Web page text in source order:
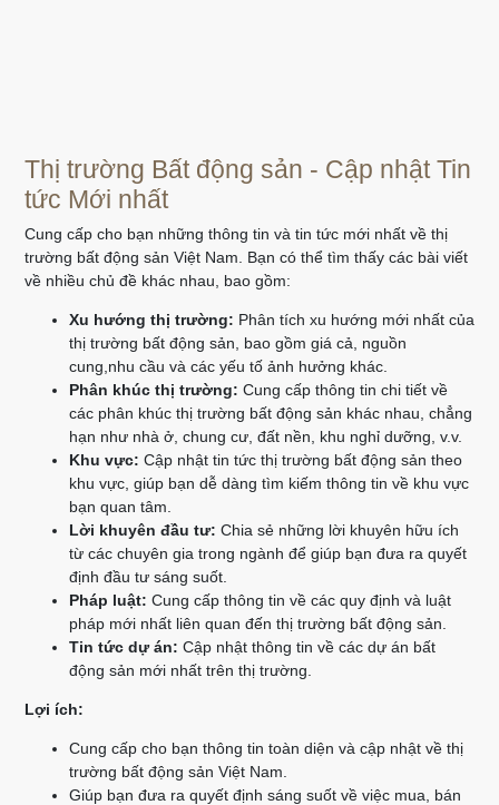
Thị trường Bất động sản - Cập nhật Tin
tức Mới nhất
Cung cấp cho bạn những thông tin và tin tức mới nhất về thị
trường bất động sản Việt Nam. Bạn có thể tìm thấy các bài viết
về nhiều chủ đề khác nhau, bao gồm:
Xu hướng thị trường: Phân tích xu hướng mới nhất của
thị trường bất động sản, bao gồm giá cả, nguồn
cung,nhu cầu và các yếu tố ảnh hưởng khác.
Phân khúc thị trường: Cung cấp thông tin chi tiết về
các phân khúc thị trường bất động sản khác nhau, chẳng
hạn như nhà ở, chung cư, đất nền, khu nghỉ dưỡng, v.v.
Khu vực: Cập nhật tin tức thị trường bất động sản theo
khu vực, giúp bạn dễ dàng tìm kiếm thông tin về khu vực
bạn quan tâm.
Lời khuyên đầu tư: Chia sẻ những lời khuyên hữu ích
từ các chuyên gia trong ngành để giúp bạn đưa ra quyết
định đầu tư sáng suốt.
Pháp luật: Cung cấp thông tin về các quy định và luật
pháp mới nhất liên quan đến thị trường bất động sản.
Tin tức dự án: Cập nhật thông tin về các dự án bất
động sản mới nhất trên thị trường.
Lợi ích:
Cung cấp cho bạn thông tin toàn diện và cập nhật về thị
trường bất động sản Việt Nam.
Giúp bạn đưa ra quyết định sáng suốt về việc mua, bán